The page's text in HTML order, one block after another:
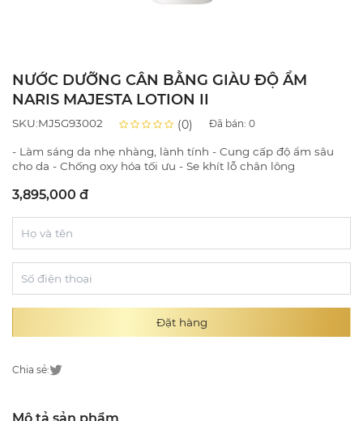
NƯỚC DƯỠNG CÂN BẰNG GIÀU ĐỘ ẨM
NARIS MAJESTA LOTION II
SKU:MJ5G93002 (0) Đã bán: 0
- Làm sáng da nhẹ nhàng, lành tính - Cung cấp độ ẩm sâu
cho da - Chống oxy hóa tối ưu - Se khít lỗ chân lông
3,895,000 đ
Đặt hàng
Chia sẻ: